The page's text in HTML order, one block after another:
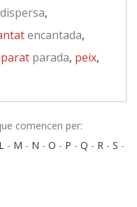
dispersa,
encantada,
parat parada, peix,
comencen per:
L - M - N - O - P - Q - R - S -